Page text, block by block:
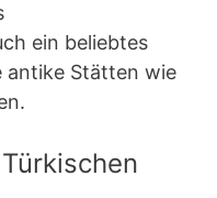
ein beliebtes
antike Stätten wie